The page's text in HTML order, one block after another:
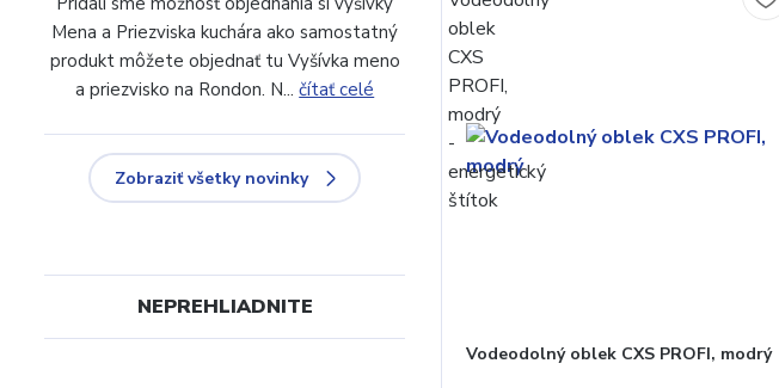
Vodeodolný oblek CXS PROFI, modrý
Mena a Priezviska kuchára ako samostatný
produkt môžete objednať tu Vyšívka meno
a priezvisko na Rondon. N...čítať celé
Zobraziť všetky novinky
NEPREHLIADNITE